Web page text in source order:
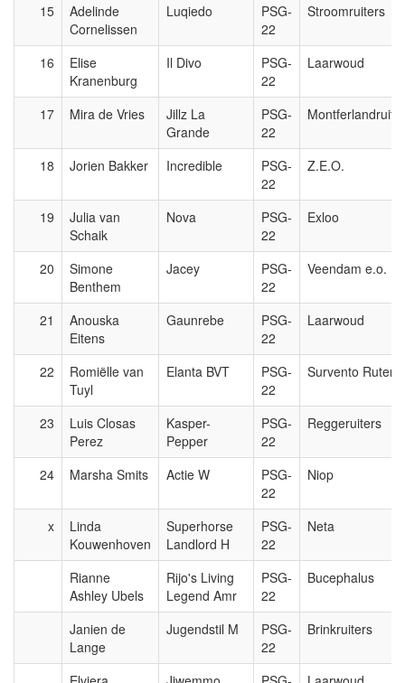
15
Adelinde
Cornelissen
Luqiedo
PSG-
22
Stroomruiters
16
Elise
Kranenburg
Il Divo
PSG-
22
Laarwoud
17 Mira de Vries
Jillz La
Grande
PSG-
22
18 Jorien Bakker Incredible
PSG-
22
Z.E.O.
19
Julia van
Schaik
Nova
PSG-
22
Exloo
20
Simone
Benthem
Jacey
PSG-
22
Veendam e.o.
21
Anouska
Eitens
Gaunrebe
PSG-
22
Laarwoud
22
Romiëlle van
Tuyl
Elanta BVT
PSG-
22
Survento Ruters
23
Luis Closas
Perez
Kasper-
Pepper
PSG-
22
Reggeruiters
24 Marsha Smits Actie W
PSG-
22
Niop
x
Linda
Kouwenhoven
Superhorse
Landlord H
PSG-
22
Neta
Rianne
Ashley Ubels
Rijo's Living
Legend Amr
PSG-
22
Bucephalus
Janien de
Lange
Jugendstil M
PSG-
22
Brinkruiters